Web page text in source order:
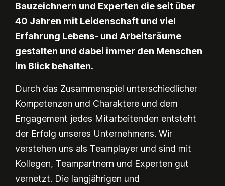
Bauzeichnern und Experten die seit über
40 Jahren mit Leidenschaft und viel
Erfahrung Lebens- und Arbeitsräume
gestalten und dabei immer den Menschen
im Blick behalten.
Durch das Zusammenspiel unterschiedlicher
Kompetenzen und Charaktere und dem
Engagement jedes Mitarbeitenden entsteht
der Erfolg unseres Unternehmens. Wir
verstehen uns als Teamplayer und sind mit
Kollegen, Teampartnern und Experten gut
vernetzt. Die langjährigen und